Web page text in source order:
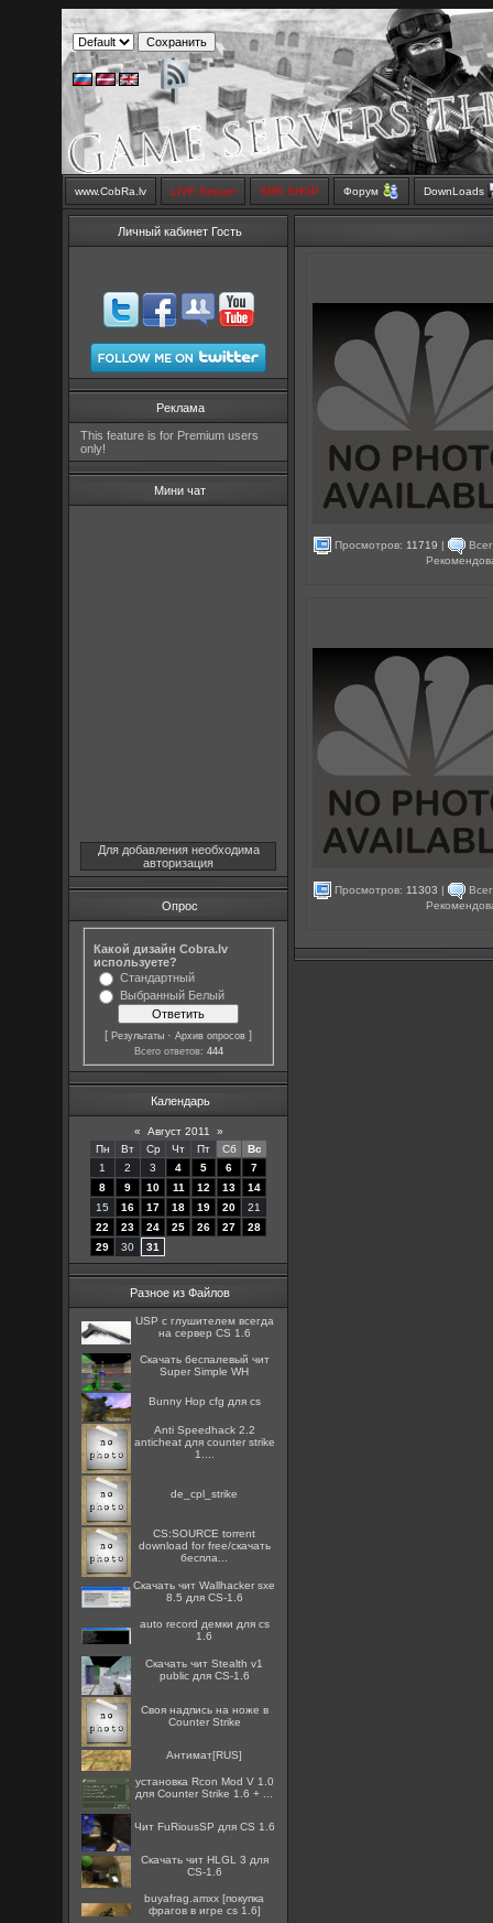
www.CobRa.lv LIVE Stream SMS SHOP Форум DownLoads
Личный кабинет Гость
Реклама
This feature is for Premium users
only!
Мини чат
Для добавления необходима
авторизация
Опрос
Какой дизайн Cobra.lv
используете?
Стандартный
Выбранный Белый
[Результаты ·Архив опросов ]
Всего ответов: 444
Календарь
« Август 2011
»
Пн
Вт Ср Чт Пт Сб
Вс
1
2 3 4 5 6
7
8
9 10 11 12 13
14
15
16 17 18 19 20
21
22
23 24 25 26 27
28
29
30 31
Разное из Файлов
USP с глушителем всегда
на сервер CS 1.6
Скачать беспалевый чит
Super Simple WH
Bunny Hop cfg для cs
Anti Speedhack 2.2
anticheat для counter strike
1....
de_cpl_strike
CS:SOURCE torrent
download for free/скачать
беспла...
Скачать чит Wallhacker sxe
8.5 для CS-1.6
auto record демки для cs
1.6
Скачать чит Stealth v1
public для CS-1.6
Cвоя надпись на ноже в
Counter Strike
Антимат[RUS]
установка Rcon Mod V 1.0
для Counter Strike 1.6 + ...
Чит FuRiousSP для CS 1.6
Скачать чит HLGL 3 для
CS-1.6
buyafrag.amxx [покупка
фрагов в игре cs 1.6]
Просмотров: 11719 |
Просмотров: 11303 |